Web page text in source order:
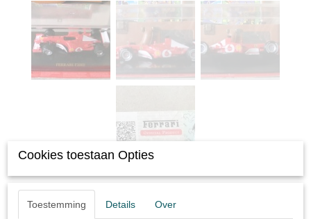
Felipe Massa Ferrari F2008
Cookies toestaan Opties
Toestemming Details Over